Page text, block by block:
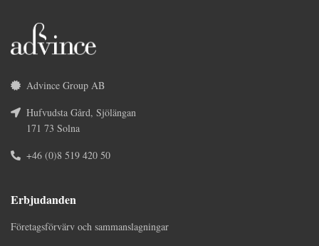
Advince Group AB
Hufvudsta Gård, Sjölängan
171 73 Solna
+46 (0)8 519 420 50
Erbjudanden
Företagsförvärv och sammanslagningar